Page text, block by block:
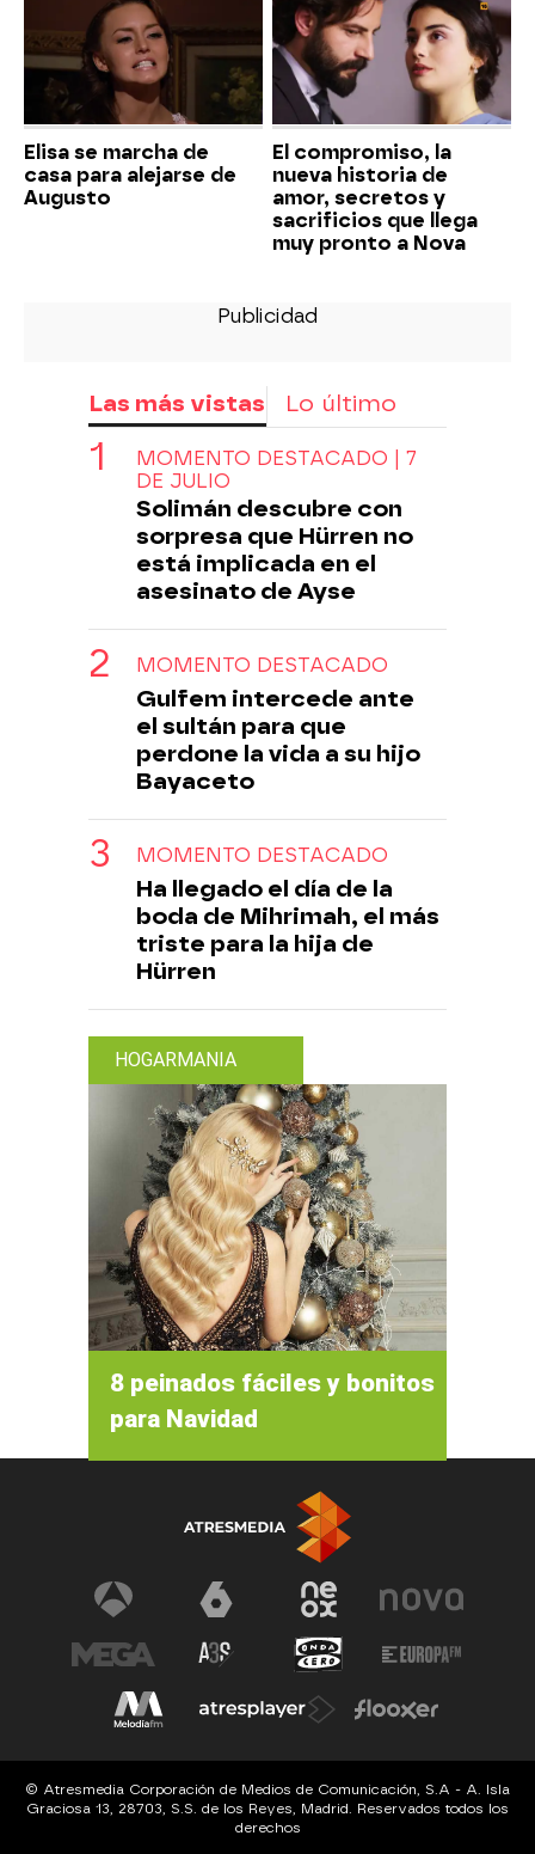
Elisa se marcha de
casa para alejarse de
Augusto
El compromiso, la
nueva historia de
amor, secretos y
sacrificios que llega
muy pronto a Nova
Las más vistas Lo último
MOMENTO DESTACADO | 7
DE JULIO
Solimán descubre con
sorpresa que Hürren no
está implicada en el
asesinato de Ayse
MOMENTO DESTACADO
Gulfem intercede ante
el sultán para que
perdone la vida a su hijo
Bayaceto
MOMENTO DESTACADO
Ha llegado el día de la
boda de Mihrimah, el más
triste para la hija de
Hürren
HOGARMANIA
8 peinados fáciles y bonitos
para Navidad
© Atresmedia Corporación de Medios de Comunicación, S.A - A. Isla
Graciosa 13, 28703, S.S. de los Reyes, Madrid. Reservados todos los
derechos